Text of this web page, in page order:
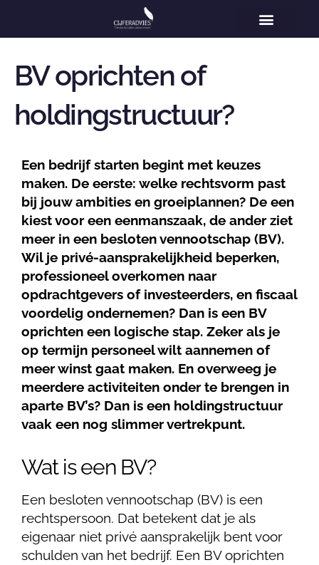
BV oprichten of
holdingstructuur?
Een bedrijf starten begint met keuzes
maken. De eerste: welke rechtsvorm past
bij jouw ambities en groeiplannen? De een
kiest voor een eenmanszaak, de ander ziet
meer in een besloten vennootschap (BV).
Wil je privé-aansprakelijkheid beperken,
professioneel overkomen naar
opdrachtgevers of investeerders, en fiscaal
voordelig ondernemen? Dan is een BV
oprichten een logische stap. Zeker als je
op termijn personeel wilt aannemen of
meer winst gaat maken. En overweeg je
meerdere activiteiten onder te brengen in
aparte BV’s? Dan is een holdingstructuur
vaak een nog slimmer vertrekpunt.
Wat is een BV?
Een besloten vennootschap (BV) is een
rechtspersoon. Dat betekent dat je als
eigenaar niet privé aansprakelijk bent voor
schulden van het bedrijf. Een BV oprichten